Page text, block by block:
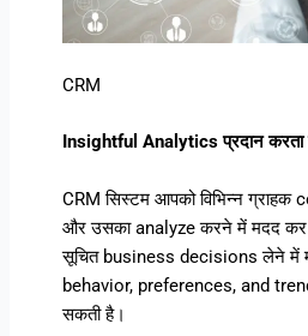
CRM
Insightful Analytics प्रदान करता
CRM सिस्टम आपको विभिन्न
और उसका analyze करने में मदद कर
सूचित business decisions लेने में
behavior, preferences, and
सकती है।